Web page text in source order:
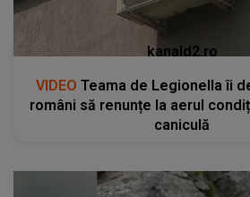
kanald2.ro
VIDEO Teama de Legionella îi
români să renunțe la aerul
caniculă